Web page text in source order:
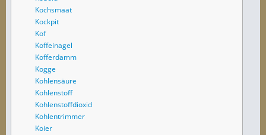
Kochsmaat
Kockpit
Kof
Koffeinagel
Kofferdamm
Kogge
Kohlensäure
Kohlenstoff
Kohlenstoffdioxid
Kohlentrimmer
Koier